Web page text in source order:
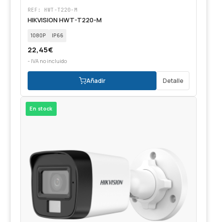
REF: HWT-T220-M
HIKVISION HWT-T220-M
1080P IP66
22,45€
- IVA no incluido
Añadir Detalle
En stock